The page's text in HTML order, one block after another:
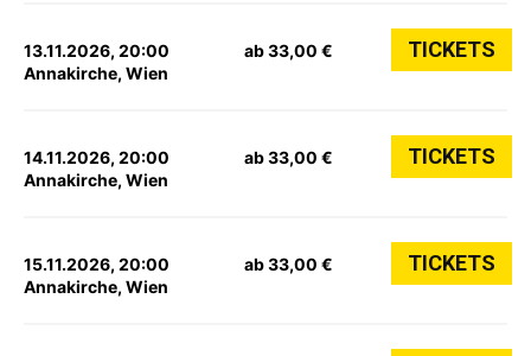
13.11.2026, 20:00
Annakirche, Wien
ab 33,00 € TICKETS
14.11.2026, 20:00
Annakirche, Wien
ab 33,00 € TICKETS
15.11.2026, 20:00
Annakirche, Wien
ab 33,00 € TICKETS